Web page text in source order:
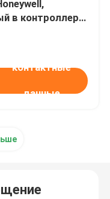
в контроллере
контактные
данные